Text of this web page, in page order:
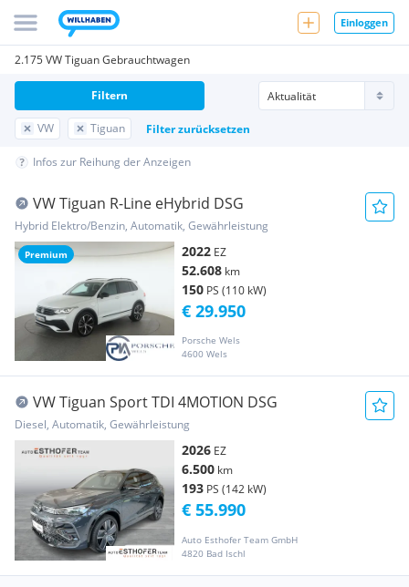
Einloggen
2.175 VW Tiguan Gebrauchtwagen
VW Tiguan Filter zurücksetzen
Filtern
Infos zur Reihung der Anzeigen
Premium
VW Tiguan R-Line eHybrid DSG
Hybrid Elektro/Benzin, Automatik, Gewährleistung
2022 EZ
52.608 km
150 PS (110 kW)
Porsche Wels
4600 Wels
€ 29.950
VW Tiguan Sport TDI 4MOTION DSG
Diesel, Automatik, Gewährleistung
2026 EZ
6.500 km
193 PS (142 kW)
Auto Esthofer Team GmbH
4820 Bad Ischl
€ 55.990